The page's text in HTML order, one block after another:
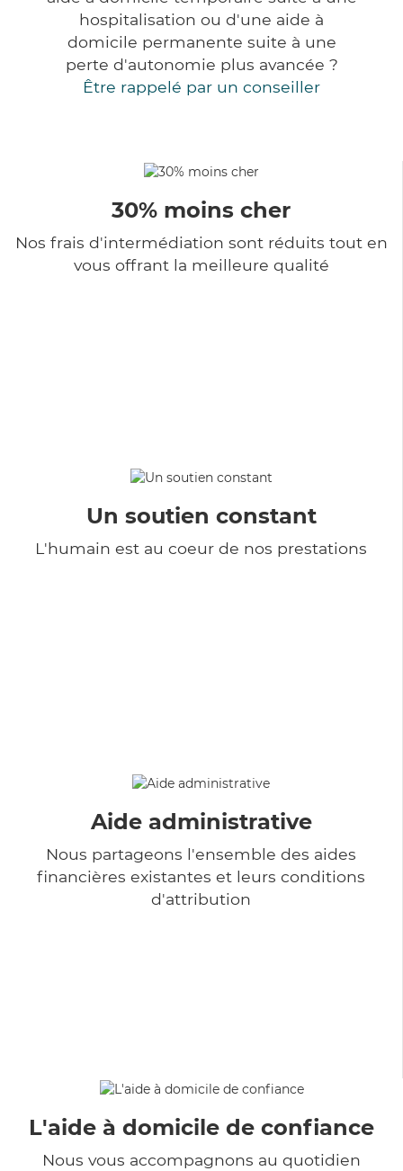
hospitalisation ou d'une aide à
domicile permanente suite à une
perte d'autonomie plus avancée ?
Être rappelé par un conseiller
30% moins cher
Nos frais d'intermédiation sont réduits tout en
vous offrant la meilleure qualité
Un soutien constant
L'humain est au coeur de nos prestations
Aide administrative
Nous partageons l'ensemble des aides
financières existantes et leurs conditions
d'attribution
L'aide à domicile de confiance
Nous vous accompagnons au quotidien